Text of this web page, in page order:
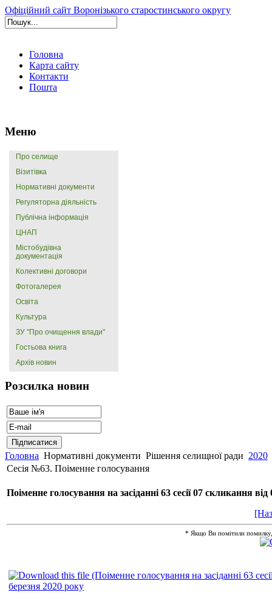
Офіційний сайт Воронізького старостинського округу
Головна
Карта сайту
Контакти
Пошта
Меню
Про селище
Візитівка
Нормативні документи
Регуляторна діяльність
Публічна інформація
ЦНАП
Містобудівна
документація
Колективні договори
Фотогалерея
Освіта
Культура
ЗУ "Про очищення влади"
Гостьова книга
Архів новин
Розсилка новин
Головна Нормативні документи Рішення селищної ради 2020
Сесія №63. Поіменне голосування
Поіменне голосування на засіданні 63 сесії 07 скликання
* Якщо Ви помітили помилку,
березня 2020 року